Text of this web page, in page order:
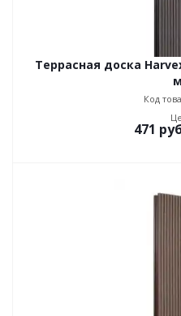
Террасная доска
Код
471